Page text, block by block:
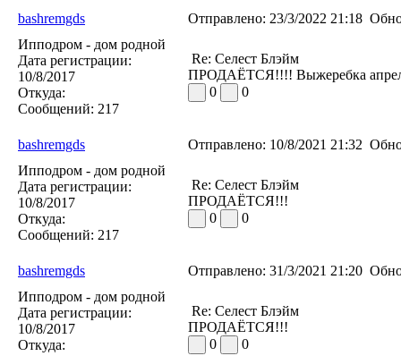
bashremgds Отправлено: 23/3/2022 21:18
Ипподром - дом родной
Дата регистрации:
10/8/2017
Откуда:
Сообщений: 217
Re: Селест Блэйм
ПРОДАЁТСЯ!!!! Выжеребка
0
0
bashremgds Отправлено: 10/8/2021 21:32
Ипподром - дом родной
Дата регистрации:
10/8/2017
Откуда:
Сообщений: 217
Re: Селест Блэйм
ПРОДАЁТСЯ!!!
0
0
bashremgds Отправлено: 31/3/2021 21:20
Ипподром - дом родной
Дата регистрации:
10/8/2017
Откуда:
Re: Селест Блэйм
ПРОДАЁТСЯ!!!
0
0